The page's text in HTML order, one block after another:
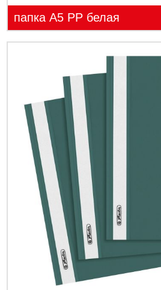
папка А5 PP белая